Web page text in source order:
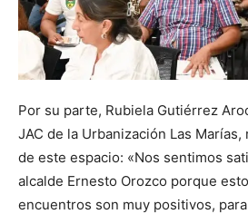
Por su parte, Rubiela Gutiérrez
JAC de la Urbanización Las
de este espacio: «Nos sentimos
alcalde Ernesto Orozco porque
encuentros son muy positivos,